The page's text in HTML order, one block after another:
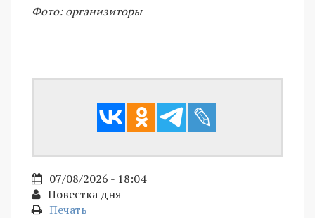
Фото: организиторы
07/08/2026 - 18:04
Повестка дня
Печать